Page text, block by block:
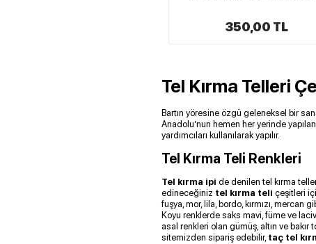
350,00 TL
Tel Kırma Telleri
Bartın yöresine özgü geleneksel bir
Anadolu’nun hemen her yerinde
yardımcıları kullanılarak yapılır.
Tel Kırma Teli Renkleri
Tel kırma ipi de denilen tel kırma
edineceğiniz tel kırma teli çeşitleri
fuşya, mor, lila, bordo, kırmızı, mercan
Koyu renklerde saks mavi, füme ve
asal renkleri olan gümüş, altın ve
sitemizden sipariş edebilir, taç tel